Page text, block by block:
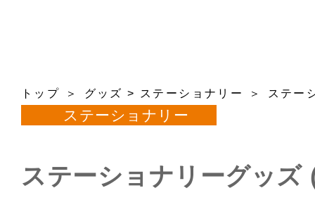
トップ グッズ > ステーショナリー ステー
ステーショナリー
ステーショナリーグッズ